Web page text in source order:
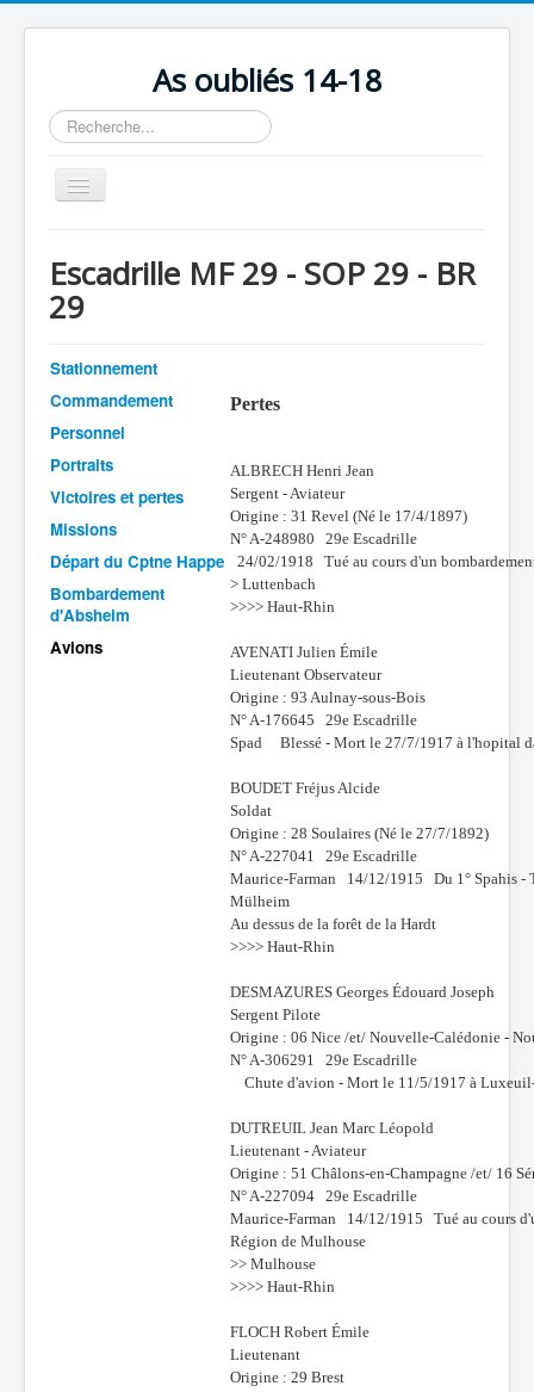
As oubliés 14-18
Rechercher
Basculer
la
Chronologie
Escadrilles
Organisation
Avions
Personnels
Formation
Doctrines
Batailles
Les As
Cahiers des As
Escadrille MF 29 - SOP 29 - BR
29
Stationnement
Commandement
Personnel
Portraits
Victoires et pertes
Missions
Départ du Cptne Happe
Bombardement
d'Absheim
Avions
Pertes
ALBRECH Henri Jean
Sergent - Aviateur
Origine : 31 Revel (Né le 17/4/1897)
N° A-248980 29e Escadrille
24/02/1918 Tué au cours d'un
> Luttenbach
>>>> Haut-Rhin
AVENATI Julien Émile
Lieutenant Observateur
Origine : 93 Aulnay-sous-Bois
N° A-176645 29e Escadrille
Spad Blessé - Mort le 27/7/1917 à l'hopital
BOUDET Fréjus Alcide
Soldat
Origine : 28 Soulaires (Né le 27/7/1892)
N° A-227041 29e Escadrille
Maurice-Farman 14/12/1915 Du 1° Spahis -
Mülheim
Au dessus de la forêt de la Hardt
>>>> Haut-Rhin
DESMAZURES Georges Édouard Joseph
Sergent Pilote
Origine : 06 Nice /et/ Nouvelle-Calédonie -
N° A-306291 29e Escadrille
Chute d'avion - Mort le 11/5/1917 à
DUTREUIL Jean Marc Léopold
Lieutenant - Aviateur
Origine : 51 Châlons-en-Champagne /et/ 16
N° A-227094 29e Escadrille
Maurice-Farman 14/12/1915 Tué au cours
Région de Mulhouse
>> Mulhouse
>>>> Haut-Rhin
FLOCH Robert Émile
Lieutenant
Origine : 29 Brest